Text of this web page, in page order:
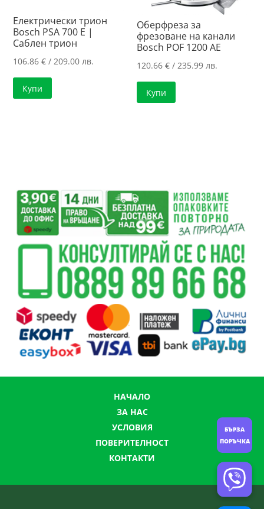
Електрически трион
Bosch PSA 700 E |
Саблен трион
106.86€ / 209.00 лв.
Купи
Оберфреза за
фрезоване на канали
Bosch POF 1200 AE
120.66€ / 235.99 лв.
Купи
НАЧАЛО
ЗА НАС
УСЛОВИЯ
ПОВЕРИТЕЛНОСТ
КОНТАКТИ
БЪРЗА
ПОРЪЧКА